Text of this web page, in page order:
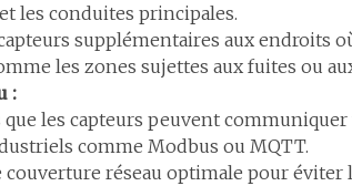
les conduites principales.
supplémentaires aux endroits
les zones sujettes aux fuites ou
:
que les capteurs peuvent
comme Modbus ou MQTT.
couverture réseau optimale pour éviter